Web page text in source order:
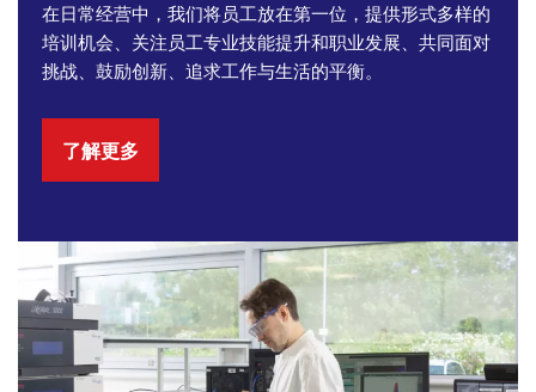
在日常经营中，我们将员工放在第一位，提供形式多样的
培训机会、关注员工专业技能提升和职业发展、共同面对
挑战、鼓励创新、追求工作与生活的平衡。
了解更多